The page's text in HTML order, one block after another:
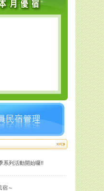
系列活動開始囉!!
宿～